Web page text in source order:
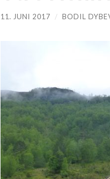
11. JUNI 2017 / BODIL